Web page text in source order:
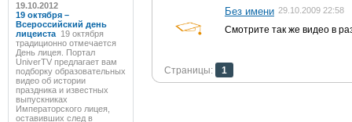
19.10.2012
19 октября –
Всероссийский день
лицеиста 19 октября
традиционно отмечается
День лицея. Портал
UniverTV предлагает вам
подборку образовательных
видео об истории
праздника и известных
выпускниках
Императорского лицея,
оставивших след в
Без имени 29.10.2009 22:58
Смотрите так же видео в
Страницы: 1